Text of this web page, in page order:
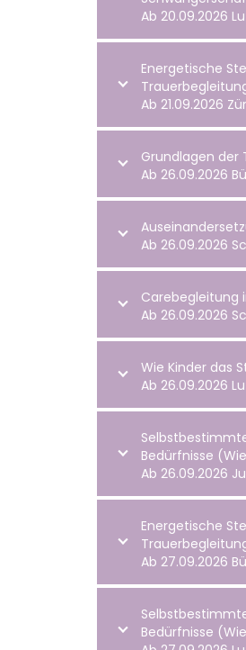
Ab 20.09.2026
Energetische
Ab 21.09.2026
Grundlagen der
Ab 26.09.2026
Ab 26.09.2026
Carebegleitung
Ab 26.09.2026
Wie Kinder das
Ab 26.09.2026
Bedürfnisse
Ab 26.09.2026
Energetische
Ab 27.09.2026
Bedürfnisse